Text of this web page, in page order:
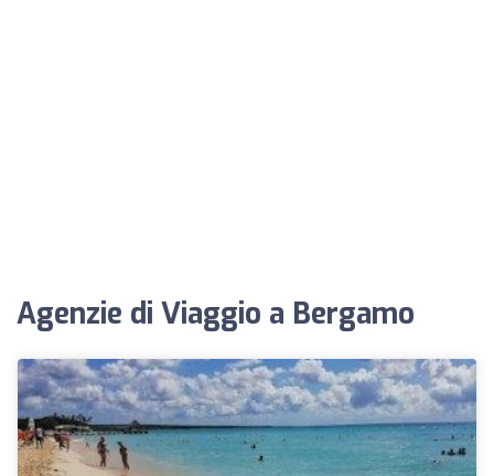
Agenzie di Viaggio a Bergamo